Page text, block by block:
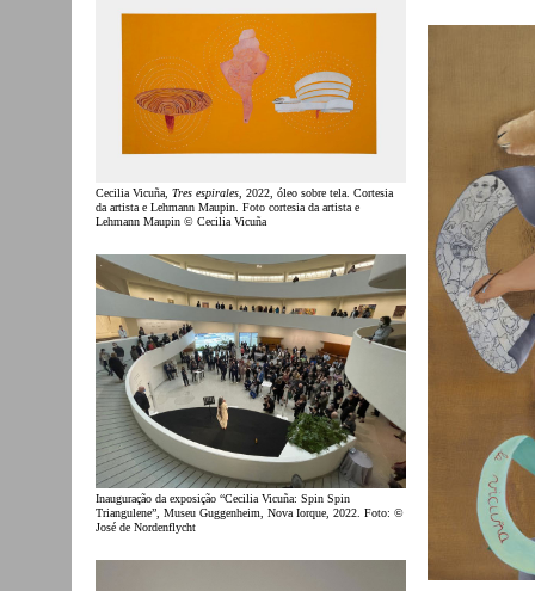
Cecilia Vicuña, Tres espirales , 2022, óleo sobre tela. Cortesia
da artista e Lehmann Maupin. Foto cortesia da artista e
Lehmann Maupin © Cecilia Vicuña
Inauguração da exposição “Cecilia Vicuña: Spin Spin
Triangulene”, Museu Guggenheim, Nova Iorque, 2022. Foto: ©
José de Nordenflycht